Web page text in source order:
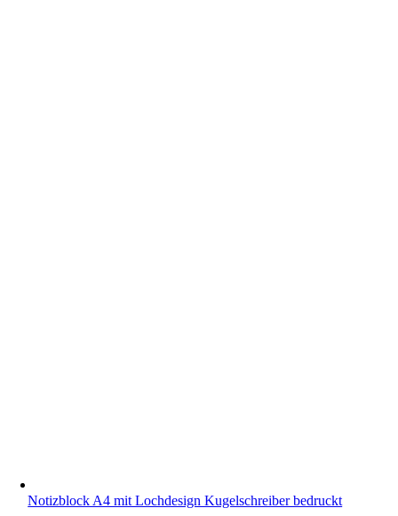
Notizblock A4 mit Lochdesign Kugelschreiber bedruckt